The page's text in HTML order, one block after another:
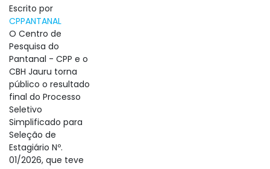
Escrito por
CPPANTANAL
O Centro de
Pesquisa do
Pantanal - CPP e o
CBH Jauru torna
público o resultado
final do Processo
Seletivo
Simplificado para
Seleção de
Estagiário Nº.
01/2026, que teve